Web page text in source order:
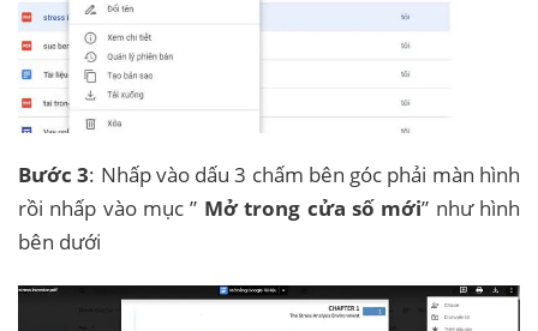
Bước 3: Nhấp vào dấu 3 chấm bên góc phải màn hình
rồi nhấp vào mục ” Mở trong cửa số mới” như hình
bên dưới